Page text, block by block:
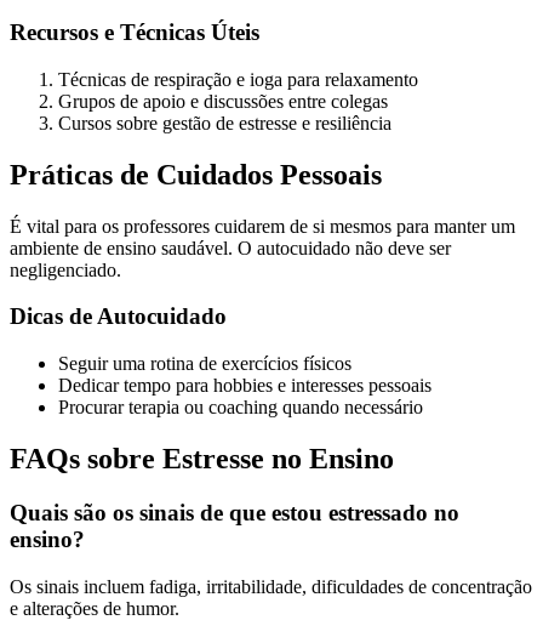
Recursos e Técnicas Úteis
Técnicas de respiração e ioga para relaxamento
Grupos de apoio e discussões entre colegas
Cursos sobre gestão de estresse e resiliência
Práticas de Cuidados Pessoais
É vital para os professores cuidarem de si mesmos para manter um
ambiente de ensino saudável. O autocuidado não deve ser
negligenciado.
Dicas de Autocuidado
Seguir uma rotina de exercícios físicos
Dedicar tempo para hobbies e interesses pessoais
Procurar terapia ou coaching quando necessário
FAQs sobre Estresse no Ensino
Quais são os sinais de que estou estressado no
ensino?
Os sinais incluem fadiga, irritabilidade, dificuldades de concentração
e alterações de humor.